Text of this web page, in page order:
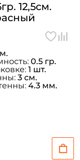
12,5см.
0.5 гр.
1 шт.
3 см.
4.3 мм.